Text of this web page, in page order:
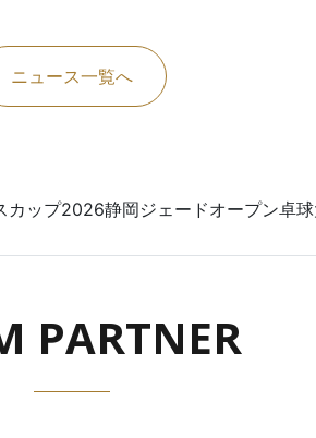
ニュース一覧へ
カップ2026静岡ジェードオープン卓
PARTNER